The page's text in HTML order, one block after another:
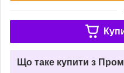
Що таке купити з